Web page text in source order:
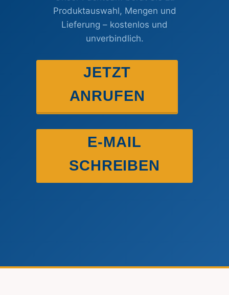
Produktauswahl, Mengen und
Lieferung – kostenlos und
unverbindlich.
JETZT
ANRUFEN
E-MAIL
SCHREIBEN